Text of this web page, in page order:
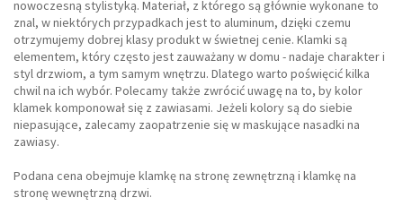
nowoczesną stylistyką. Materiał, z którego są głównie wykonane to
znal, w niektórych przypadkach jest to aluminum, dzięki czemu
otrzymujemy dobrej klasy produkt w świetnej cenie. Klamki są
elementem, który często jest zauważany w domu - nadaje charakter i
styl drzwiom, a tym samym wnętrzu. Dlatego warto poświęcić kilka
chwil na ich wybór. Polecamy także zwrócić uwagę na to, by kolor
klamek komponował się z zawiasami. Jeżeli kolory są do siebie
niepasujące, zalecamy zaopatrzenie się w maskujące nasadki na
zawiasy.
Podana cena obejmuje klamkę na stronę zewnętrzną i klamkę na
stronę wewnętrzną drzwi.